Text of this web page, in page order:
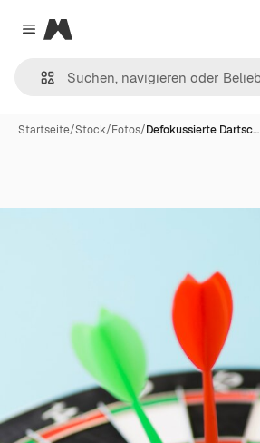
Close menu
Magnific
Startseite/Stock/Fotos/Defokussierte Dartsc…